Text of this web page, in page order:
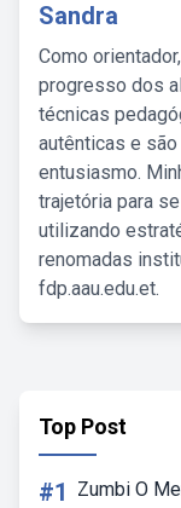
Sandra
Como
progresso dos
técnicas
autênticas e
entusiasmo.
trajetória para
utilizando
renomadas
fdp.aau.edu.et.
Top Post
#1 Zumbi O